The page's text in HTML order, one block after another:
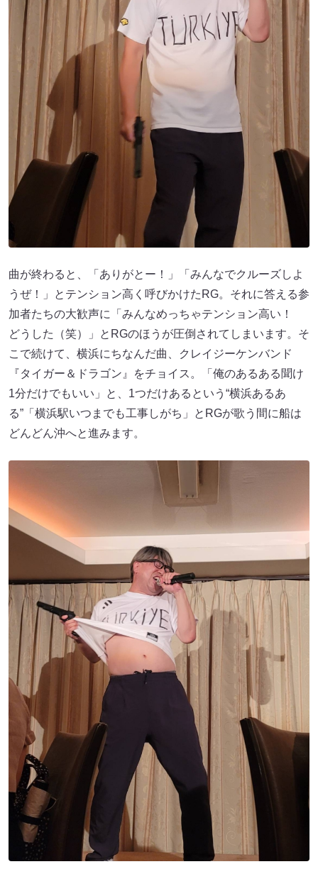
曲が終わると、「ありがとー！」「みんなでクルーズしよ
うぜ！」とテンション高く呼びかけたRG。それに答える参
加者たちの大歓声に「みんなめっちゃテンション高い！
どうした（笑）」とRGのほうが圧倒されてしまいます。そ
こで続けて、横浜にちなんだ曲、クレイジーケンバンド
『タイガー＆ドラゴン』をチョイス。「俺のあるある聞け
1分だけでもいい」と、1つだけあるという“横浜あるあ
る”「横浜駅いつまでも工事しがち」とRGが歌う間に船は
どんどん沖へと進みます。